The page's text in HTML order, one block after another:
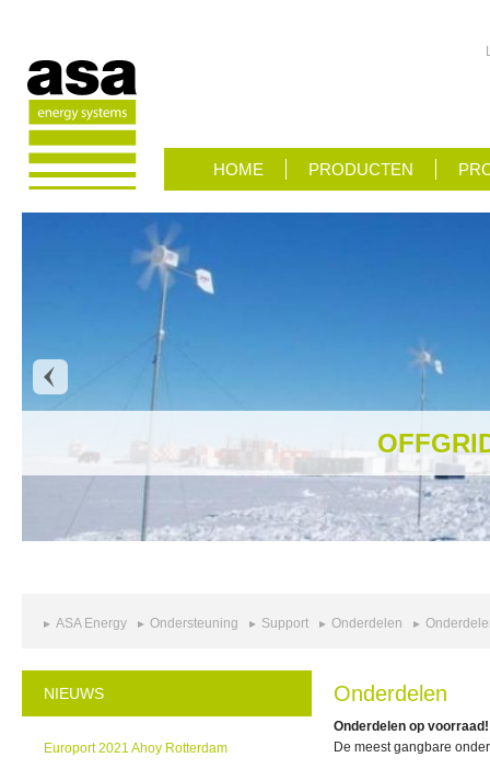
HOME PRODUCTEN
ASA Energy Ondersteuning Support Onderdelen
NIEUWS
Europort 2021 Ahoy Rotterdam
Onderdelen
Onderdelen op voorraad!
De meest gangbare